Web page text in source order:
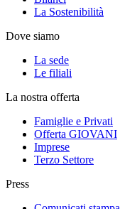
La Sostenibilità
Dove siamo
La sede
Le filiali
La nostra offerta
Famiglie e Privati
Offerta GIOVANI
Imprese
Terzo Settore
Press